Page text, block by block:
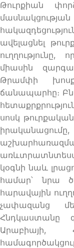
Թուրքիան
մասնակցության
ավելացնել
միասին
Թրամփի
ճանապարհը։
սոսկ
կօգնի նաև
համար՝ նրա
հարավային
չափազանց
Հնդկաստանը
Արաբիայի,